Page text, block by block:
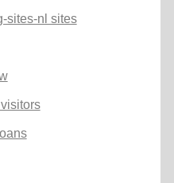
sites-nl sites